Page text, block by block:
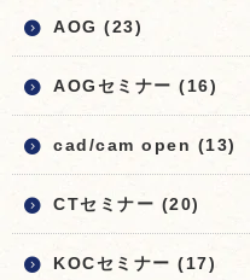
AOG (23)
AOGセミナー (16)
cad/cam open (13)
CTセミナー (20)
KOCセミナー (17)